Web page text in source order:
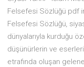
Felsefesi Sözlüğü pdf
Felsefesi Sözlüğü,
dünyalarıyla kurduğu
düşünürlerin ve
etrafında oluşan